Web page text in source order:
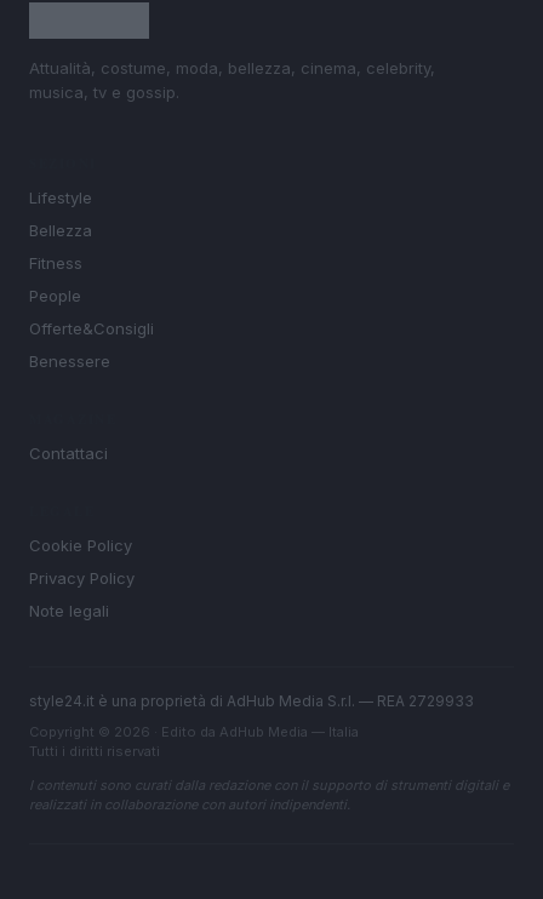
Attualità, costume, moda, bellezza, cinema, celebrity,
musica, tv e gossip.
Lifestyle
Bellezza
Fitness
People
Offerte&Consigli
Benessere
Contattaci
Cookie Policy
Privacy Policy
Note legali
style24.it è una proprietà di AdHub Media S.r.l. — REA 2729933
Copyright © 2026 · Edito da AdHub Media — Italia
Tutti i diritti riservati
I contenuti sono curati dalla redazione con il supporto di strumenti digitali e
realizzati in collaborazione con autori indipendenti.